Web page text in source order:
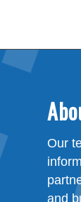
Our
and